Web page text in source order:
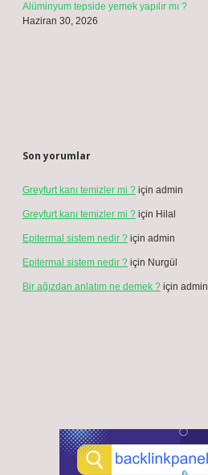
Alüminyum tepside yemek yapılır mı ?
Haziran 30, 2026
Son yorumlar
Greyfurt kanı temizler mi ? için admin
Greyfurt kanı temizler mi ? için Hilal
Epitermal sistem nedir ? için admin
Epitermal sistem nedir ? için Nurgül
Bir ağızdan anlatım ne demek ? için admin